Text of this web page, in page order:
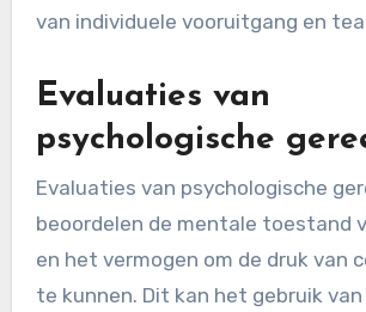
van individuele vooruitgang en
Evaluaties van
psychologische
Evaluaties van psychologische
beoordelen de mentale toestand
en het vermogen om de druk van
te kunnen. Dit kan het gebruik